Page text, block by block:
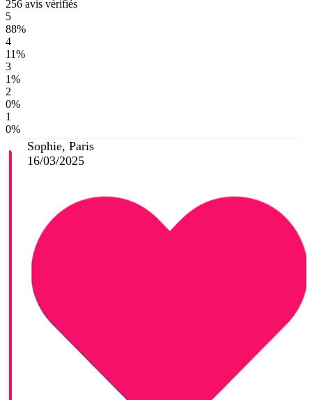
256 avis vérifiés
5
88%
4
11%
3
1%
2
0%
1
0%
Sophie, Paris
16/03/2025